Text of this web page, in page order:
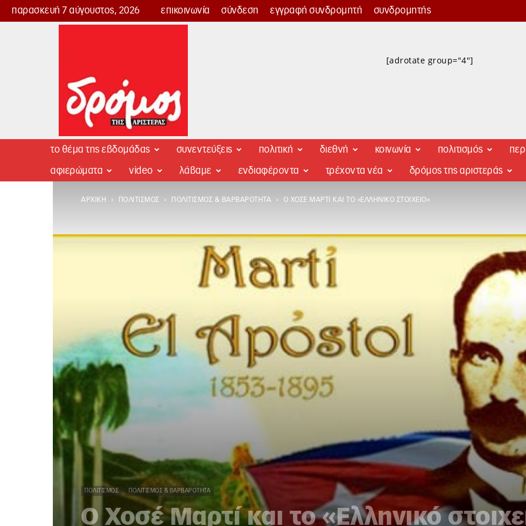
παρασκευή 7 αύγουστος, 2026 επικοινωνία σύνδεση εγγραφή συνδρομητή συνδρομητής
Δρόμος
[adrotate group="4"]
το θέμα της εβδομάδας συνεντεύξεις πολιτική διεθνή κοινωνία πολιτισμός
αφιερώματα video λάβαμε ενδιαφέροντα τρέχοντα νέα δρόμος της αριστεράς
ΑΡΧΙΚΉ ΠΟΛΙΤΙΣΜΌΣ ΠΟΛΙΤΙΣΜΌΣ & ΒΑΡΒΑΡΌΤΗΤΑ Ο ΧΟΣΈ ΜΑΡΤΊ ΚΑΙ ΤΟ «ΕΛΛΗΝΙΚΌ ΣΤΟΙΧΕΊΟ»
ΠΟΛΙΤΙΣΜΌΣ ΠΟΛΙΤΙΣΜΌΣ & ΒΑΡΒΑΡΌΤΗΤΑ
Ο Χοσέ Μαρτί και το «Ελληνικό